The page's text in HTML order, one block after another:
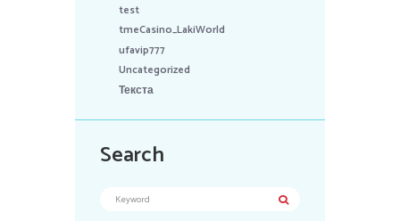
test
tmeCasino_LakiWorld
ufavip777
Uncategorized
Текста
Search